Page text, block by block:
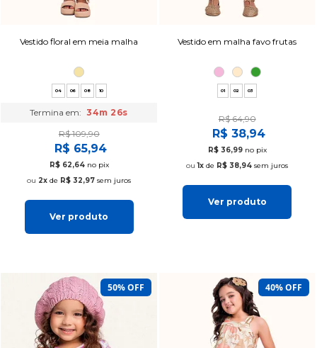
Vestido floral em meia malha
04 06 08 10
Termina em: 34m 25s
R$ 109,90
R$ 65,94
R$ 62,64 no pix
2x de R$ 32,97 sem juros
Ver produto
Vestido em malha favo frutas
01 02 03
R$ 64,90
R$ 38,94
R$ 36,99 no pix
1x de R$ 38,94 sem juros
Ver produto
50% OFF 40% OFF